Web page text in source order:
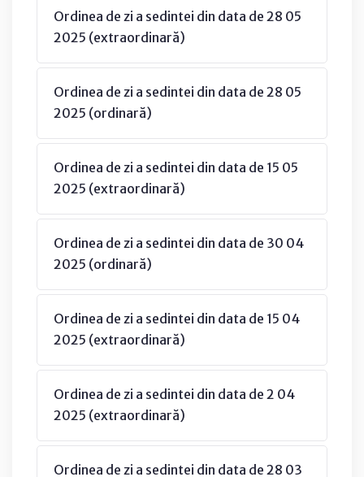
Ordinea de zi a sedintei din data de 28 05
2025 (extraordinară)
Ordinea de zi a sedintei din data de 28 05
2025 (ordinară)
Ordinea de zi a sedintei din data de 15 05
2025 (extraordinară)
Ordinea de zi a sedintei din data de 30 04
2025 (ordinară)
Ordinea de zi a sedintei din data de 15 04
2025 (extraordinară)
Ordinea de zi a sedintei din data de 2 04
2025 (extraordinară)
Ordinea de zi a sedintei din data de 28 03